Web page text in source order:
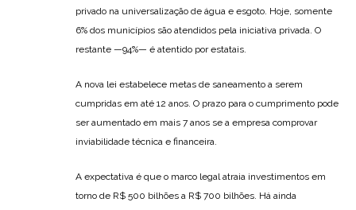
privado na universalização de água e esgoto. Hoje, somente
6% dos municípios são atendidos pela iniciativa privada. O
restante —94%— é atentido por estatais.
A nova lei estabelece metas de saneamento a serem
cumpridas em até 12 anos. O prazo para o cumprimento pode
ser aumentado em mais 7 anos se a empresa comprovar
inviabilidade técnica e financeira.
A expectativa é que o marco legal atraia investimentos em
torno de R$ 500 bilhões a R$ 700 bilhões. Há ainda